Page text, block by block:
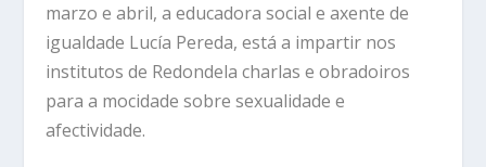
marzo e abril, a educadora social e axente de
igualdade Lucía Pereda, está a impartir nos
institutos de Redondela charlas e obradoiros
para a mocidade sobre sexualidade e
afectividade.